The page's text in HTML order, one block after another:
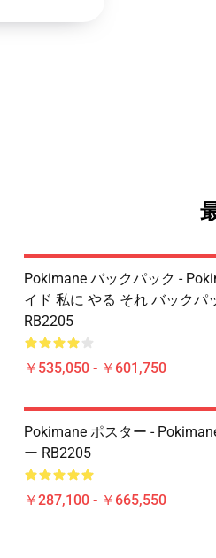
Pokimane バックパック -
イド 私に やる それ バックパ
RB2205
￥535,050 - ￥601,750
Pokimane ポスター -
ー RB2205
￥287,100 - ￥665,550